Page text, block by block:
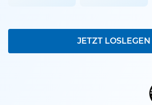
JETZT LOSLEGEN